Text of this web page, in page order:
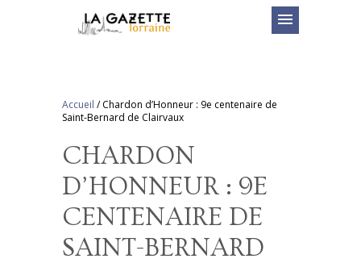
menu
Accueil /Chardon d’Honneur : 9e centenaire de
Saint-Bernard de Clairvaux
CHARDON
D’HONNEUR : 9E
CENTENAIRE DE
SAINT-BERNARD